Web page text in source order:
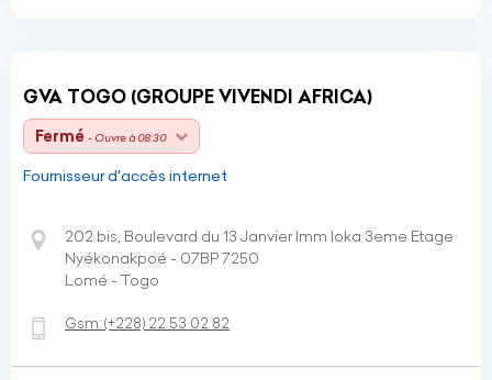
GVA TOGO (GROUPE VIVENDI AFRICA)
Fermé - Ouvre à 08:30
Fournisseur d'accès internet
202 bis, Boulevard du 13 Janvier Imm Ioka 3eme Etage
Nyékonakpoé - 07BP 7250
Lomé - Togo
Gsm:(+228) 22 53 02 82